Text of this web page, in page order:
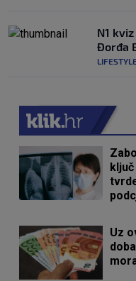
N1
Đorđa
Uz